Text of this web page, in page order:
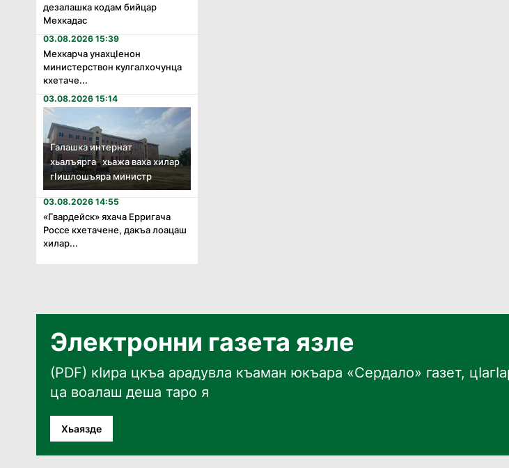
дезалашка кодам бийцар
Мехкадас
03.08.2026 15:39
Мехкарча унахцӏенон
министерствон кулгалхочунца
кхетаче...
03.08.2026 15:14
Галашка интернат
хьалъярга хьажа ваха хилар
гӏишлошъяра министр
03.08.2026 14:55
«Гвардейск» яхача Ерригача
Россе кхетачене, дакъа лоацаш
хилар...
Электронни газета язле
(PDF) кӀира цкъа арадувла къаман юкъара «Сердало» газет,
ца воалаш деша таро я
Хьаязде